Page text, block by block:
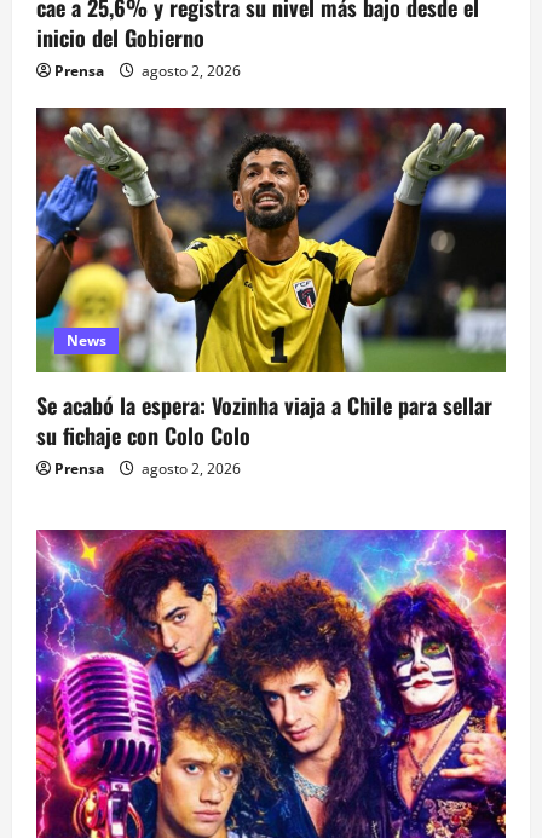
cae a 25,6% y registra su nivel más bajo desde el
inicio del Gobierno
Prensa agosto 2, 2026
News
Se acabó la espera: Vozinha viaja a Chile para sellar
su fichaje con Colo Colo
Prensa agosto 2, 2026